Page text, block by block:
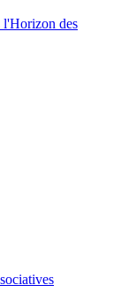
l'Horizon des